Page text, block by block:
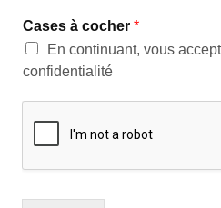
Cases à cocher *
En continuant, vous
confidentialité